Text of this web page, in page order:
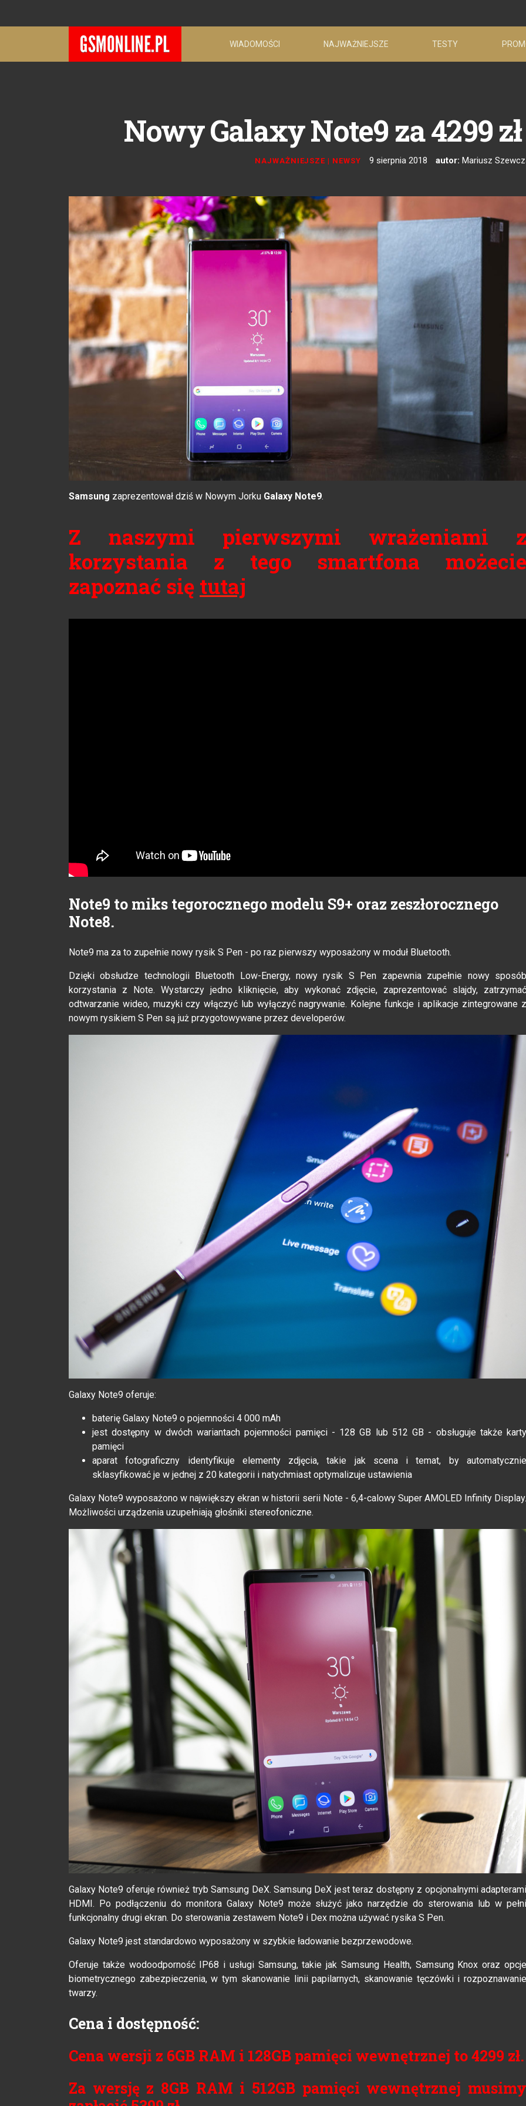
WIADOMOŚCI NAJWAŻNIEJSZE TESTY
Nowy Galaxy Note9 za 4299 zł
NAJWAŻNIEJSZE | NEWSY 9 sierpnia 2018 autor: Mariusz
Samsung zaprezentował dziś w Nowym Jorku Galaxy Note9.
Z naszymi pierwszymi wrażeniami z
korzystania z tego smartfona możecie
zapoznać się tutaj
Note9 to miks tegorocznego modelu S9+ oraz zeszłorocznego
Note8.
Note9 ma za to zupełnie nowy rysik S Pen - po raz pierwszy wyposażony w moduł Bluetooth.
Dzięki obsłudze technologii Bluetooth Low-Energy, nowy rysik S Pen zapewnia zupełnie nowy sposób
korzystania z Note. Wystarczy jedno kliknięcie, aby wykonać zdjęcie, zaprezentować slajdy, zatrzymać
odtwarzanie wideo, muzyki czy włączyć lub wyłączyć nagrywanie. Kolejne funkcje i aplikacje zintegrowane z
nowym rysikiem S Pen są już przygotowywane przez developerów.
Galaxy Note9 oferuje:
baterię Galaxy Note9 o pojemności 4 000 mAh
jest dostępny w dwóch wariantach pojemności pamięci - 128 GB lub 512 GB - obsługuje także karty
pamięci
aparat fotograficzny identyfikuje elementy zdjęcia, takie jak scena i temat, by automatycznie
sklasyfikować je w jednej z 20 kategorii i natychmiast optymalizuje ustawienia
Galaxy Note9 wyposażono w największy ekran w historii serii Note - 6,4-calowy Super AMOLED Infinity Display.
Możliwości urządzenia uzupełniają głośniki stereofoniczne.
Galaxy Note9 oferuje również tryb Samsung DeX. Samsung DeX jest teraz dostępny z opcjonalnymi adapterami
HDMI. Po podłączeniu do monitora Galaxy Note9 może służyć jako narzędzie do sterowania lub w pełni
funkcjonalny drugi ekran. Do sterowania zestawem Note9 i Dex można używać rysika S Pen.
Galaxy Note9 jest standardowo wyposażony w szybkie ładowanie bezprzewodowe.
Oferuje także wodoodporność IP68 i usługi Samsung, takie jak Samsung Health, Samsung Knox oraz opcje
biometrycznego zabezpieczenia, w tym skanowanie linii papilarnych, skanowanie tęczówki i rozpoznawanie
twarzy.
Cena i dostępność:
Cena wersji z 6GB RAM i 128GB pamięci wewnętrznej to 4299 zł.
Za wersję z 8GB RAM i 512GB pamięci wewnętrznej musimy